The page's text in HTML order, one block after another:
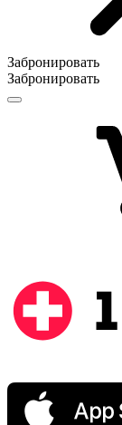
Забронировать
Забронировать